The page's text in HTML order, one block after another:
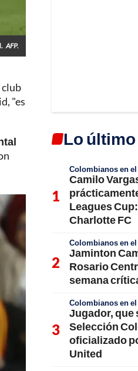
AFP.
"es
Lo último
Colombianos en
Camilo
Leagues
Charlotte FC
Colombianos en
Jaminton
Rosario
semana
Colombianos en
Jugador, que
Selección
oficializado
United